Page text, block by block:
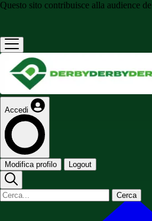
Questo sito contribuisce alla audience de
Accedi
Modifica profilo Logout
Cerca